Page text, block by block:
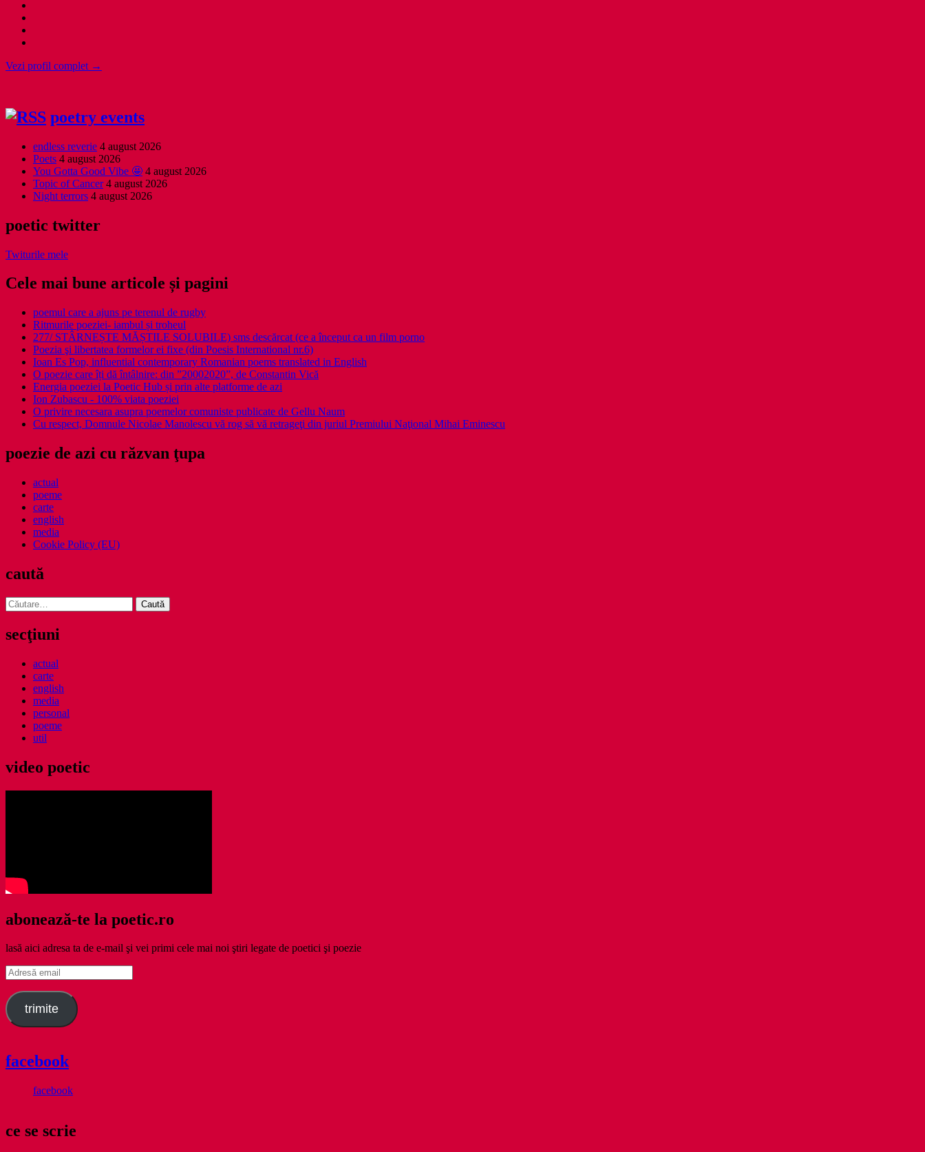
Vezi profil complet →
poetry events
endless reverie 4 august 2026
Poets 4 august 2026
You Gotta Good Vibe 🤩 4 august 2026
Topic of Cancer 4 august 2026
Night terrors 4 august 2026
poetic twitter
Twiturile mele
Cele mai bune articole și pagini
poemul care a ajuns pe terenul de rugby
Ritmurile poeziei- iambul și troheul
277/ STÂRNEȘTE MĂȘTILE SOLUBILE) sms descărcat (ce a început ca un film porno
Poezia şi libertatea formelor ei fixe (din Poesis International nr.6)
Ioan Es Pop, influential contemporary Romanian poems translated in English
O poezie care îți dă întâlnire: din ”20002020”, de Constantin Vică
Energia poeziei la Poetic Hub și prin alte platforme de azi
Ion Zubascu - 100% viata poeziei
O privire necesara asupra poemelor comuniste publicate de Gellu Naum
Cu respect, Domnule Nicolae Manolescu vă rog să vă retrageţi din juriul Premiului Naţional Mihai Eminescu
poezie de azi cu răzvan ţupa
actual
poeme
carte
english
media
Cookie Policy (EU)
caută
Caută
după:
secţiuni
actual
carte
english
media
personal
poeme
util
video poetic
abonează-te la poetic.ro
lasă aici adresa ta de e-mail şi vei primi cele mai noi ştiri legate de poetici şi poezie
Adresă
email
trimite
facebook
facebook
ce se scrie